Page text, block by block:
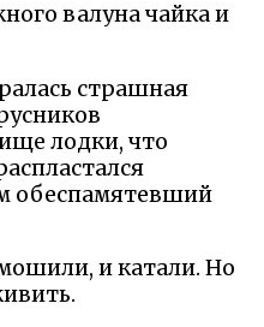
валуна чайка и
страшная
лодки, что
обеспамятевший
и катали. Но